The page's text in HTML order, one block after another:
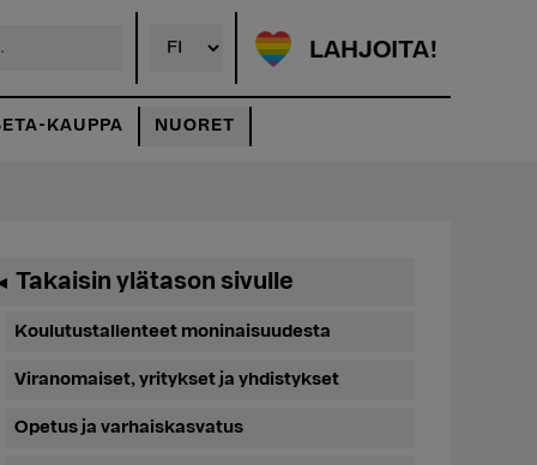
LAHJOITA!
KAUPPA NUORET
Takaisin ylätason sivulle
Koulutustallenteet moninaisuudesta
Viranomaiset, yritykset ja yhdistykset
Opetus ja varhaiskasvatus